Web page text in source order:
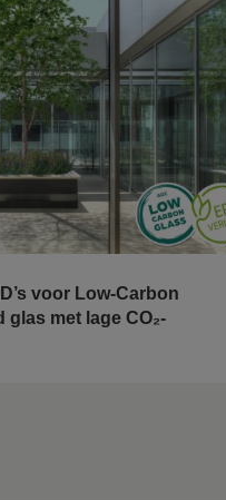
voor Low-Carbon
glas met lage CO₂-